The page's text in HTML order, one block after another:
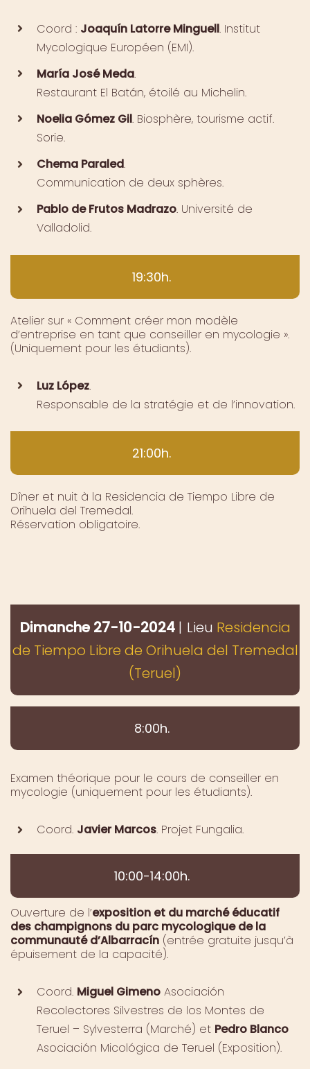
Coord : Joaquín Latorre Minguell. Institut
Mycologique Européen (EMI).
María José Meda.
Restaurant El Batán, étoilé au Michelin.
Noelia Gómez Gil. Biosphère, tourisme actif.
Sorie.
Chema Paraled.
Communication de deux sphères.
Pablo de Frutos Madrazo. Université de
Valladolid.
19:30h.
Atelier sur « Comment créer mon modèle
d’entreprise en tant que conseiller en mycologie ».
(Uniquement pour les étudiants).
Luz López.
Responsable de la stratégie et de l’innovation.
21:00h.
Dîner et nuit à la Residencia de Tiempo Libre de
Orihuela del Tremedal.
Réservation obligatoire.
Dimanche 27-10-2024 | Lieu Residencia
de Tiempo Libre de Orihuela del Tremedal
(Teruel)
8:00h.
Examen théorique pour le cours de conseiller en
mycologie (uniquement pour les étudiants).
Coord. Javier Marcos. Projet Fungalia.
10:00-14:00h.
Ouverture de l’exposition et du marché éducatif
des champignons du parc mycologique de la
communauté d’Albarracín(entrée gratuite jusqu’à
épuisement de la capacité).
Coord. Miguel Gimeno Asociación
Recolectores Silvestres de los Montes de
Teruel – Sylvesterra (Marché) et Pedro Blanco
Asociación Micológica de Teruel (Exposition).